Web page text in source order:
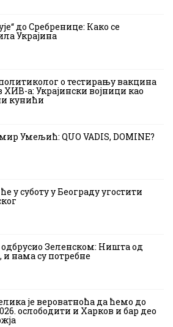
до Сребренице: Како се
Украјина
о тестирању вакцина
ХИВ-а: Украјински војници као
кунићи
Умељић: QUO VADIS, DOMINE?
у суботу у Београду угостити
Зеленском: Ништа од
и нама су потребне
је вероватноћа да ћемо до
ослободити и Харков и бар део